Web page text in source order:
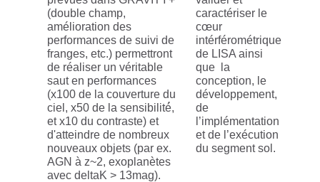
(double champ,
amélioration des
performances de suivi de
franges, etc.) permettront
de réaliser un véritable
saut en performances
(x100 de la couverture du
ciel, x50 de la sensibilité́,
et x10 du contraste) et
d'atteindre de nombreux
nouveaux objets (par ex.
AGN à z~2, exoplanètes
avec deltaK > 13mag).
caractériser le
cœur
intérférométrique
de LISA ainsi
que la
conception, le
développement,
de
l’implémentation
et de l’exécution
du segment sol.